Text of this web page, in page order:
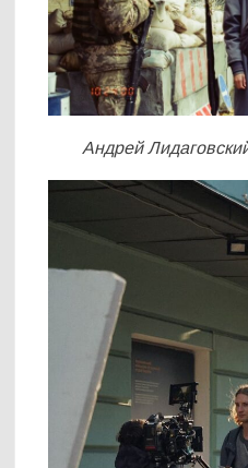
Андрей